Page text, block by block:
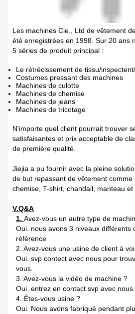
Les machines Cie., Ltd de vêtement
été enregistrées en 1998. Sur 20 ans
5 séries de produit principal :
Le rétrécissement de tissu/
Costumes pressant des machines
Machines de culotte
Machines de chemise
Machines de jeans
Machines de tricotage
N'importe quel client pourrait trouver
satisfaisantes et prix acceptable de
de première qualité.
Jiejia a pu fournir avec la pleine
de but repassant de vêtement comme
chemise, T-shirt, chandail, manteau et
V.Q&A
1. Avez-vous un autre type de
Oui. nous avons 3 niveaux différents
référence
2. Avez-vous une usine de client à
Oui. svp contect avec nous pour
vous.
3. Avez-vous la vidéo de machine ?
Oui. entrez en contact svp avec nous.
4. Êtes-vous usine ?
Oui. Nous avons fabriqué pendant